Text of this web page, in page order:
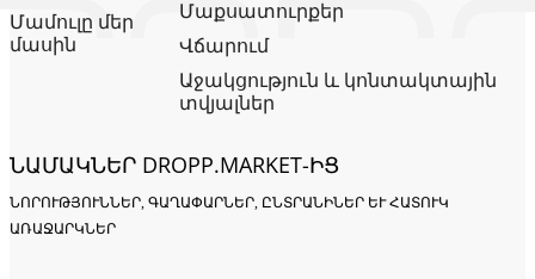
Մամուլը մեր
մասին
Մաքսատուրքեր
Վճարում
Աջակցություն և կոնտակտային
տվյալներ
ՆԱՄԱԿՆԵՐ DROPP.MARKET-ԻՑ
ՆՈՐՈՒԹՅՈՒՆՆԵՐ, ԳԱՂԱՓԱՐՆԵՐ, ԸՆՏՐԱՆԻՆԵՐ ԵՒ ՀԱՏՈՒԿ Ա
ՌԱՋԱՐԿՆԵՐ